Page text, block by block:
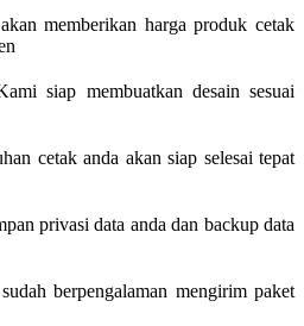
memberikan harga produk cetak
siap membuatkan desain sesuai
cetak anda akan siap selesai tepat
privasi data anda dan backup data
berpengalaman mengirim paket